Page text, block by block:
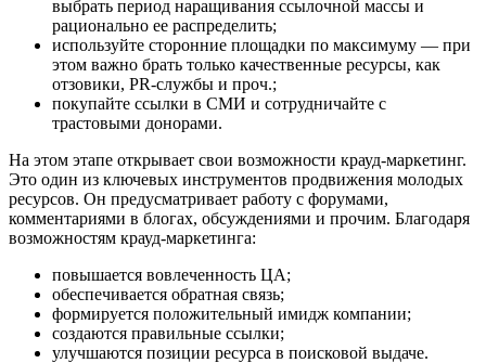
выбрать период наращивания ссылочной массы и
рационально ее распределить;
используйте сторонние площадки по максимуму — при
этом важно брать только качественные ресурсы, как
отзовики, PR-службы и проч.;
покупайте ссылки в СМИ и сотрудничайте с
трастовыми донорами.
На этом этапе открывает свои возможности крауд-маркетинг.
Это один из ключевых инструментов продвижения молодых
ресурсов. Он предусматривает работу с форумами,
комментариями в блогах, обсуждениями и прочим. Благодаря
возможностям крауд-маркетинга:
повышается вовлеченность ЦА;
обеспечивается обратная связь;
формируется положительный имидж компании;
создаются правильные ссылки;
улучшаются позиции ресурса в поисковой выдаче.